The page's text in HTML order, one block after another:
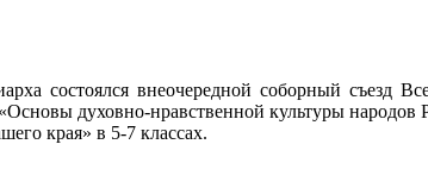
состоялся внеочередной соборный съезд
духовно-нравственной культуры народов
края» в 5-7 классах.